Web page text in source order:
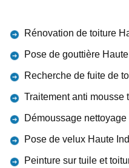
Rénovation de toiture
Pose de gouttière
Recherche de fuite de
Traitement anti mousse
Démoussage
Pose de velux Haute
Peinture sur tuile et